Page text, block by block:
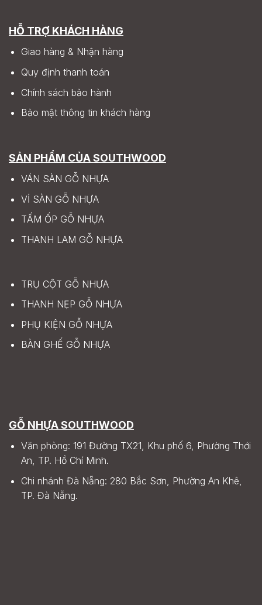
HỖ TRỢ KHÁCH HÀNG
Giao hàng & Nhận hàng
Quy định thanh toán
Chính sách bảo hành
Bảo mật thông tin khách hàng
SẢN PHẨM CỦA SOUTHWOOD
VÁN SÀN GỖ NHỰA
VỈ SÀN GỖ NHỰA
TẤM ỐP GỖ NHỰA
THANH LAM GỖ NHỰA
TRỤ CỘT GỖ NHỰA
THANH NẸP GỖ NHỰA
PHỤ KIỆN GỖ NHỰA
BÀN GHẾ GỖ NHỰA
GỖ NHỰA SOUTHWOOD
Văn phòng: 191 Đường TX21, Khu phố 6, Phường Thới
An, TP. Hồ Chí Minh.
Chi nhánh Đà Nẵng: 280 Bắc Sơn, Phường An Khê,
TP. Đà Nẵng.